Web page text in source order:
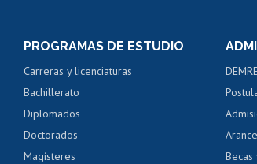
PROGRAMAS DE ESTUDIO
Carreras y licenciaturas
Bachillerato
Diplomados
Doctorados
Magísteres